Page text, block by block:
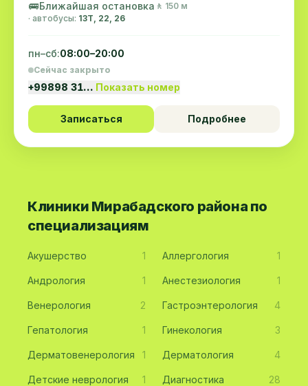
🚌Ближайшая остановка 🚶 150 м
· автобусы: 13Т, 22, 26
пн–сб:08:00–20:00
Сейчас закрыто
+99898 31… Показать номер
Записаться Подробнее
Клиники Мирабадского района по
специализациям
Акушерство 1 Аллергология 1
Андрология 1 Анестезиология 1
Венерология 2 Гастроэнтерология 4
Гепатология 1 Гинекология 3
Дерматовенерология 1 Дерматология 4
Детские неврология 1 Диагностика 28